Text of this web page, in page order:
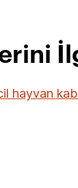
hayvan